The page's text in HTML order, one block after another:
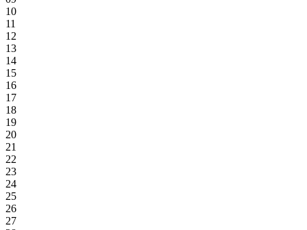
10
11
12
13
14
15
16
17
18
19
20
21
22
23
24
25
26
27